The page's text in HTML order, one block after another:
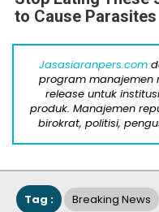
to Cause Parasites
Jasasiaranpers.com
program manajemen
release untuk
produk. Manajemen
birokrat, politisi,
Tag : Breaking News